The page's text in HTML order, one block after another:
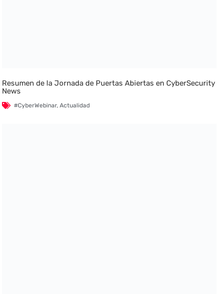
Resumen de la Jornada de Puertas Abiertas en CyberSecurity
News
#CyberWebinar,Actualidad